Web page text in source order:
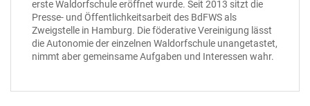
erste Waldorfschule eröffnet wurde. Seit 2013 sitzt die
Presse- und Öffentlichkeitsarbeit des BdFWS als
Zweigstelle in Hamburg. Die föderative Vereinigung lässt
die Autonomie der einzelnen Waldorfschule unangetastet,
nimmt aber gemeinsame Aufgaben und Interessen wahr.